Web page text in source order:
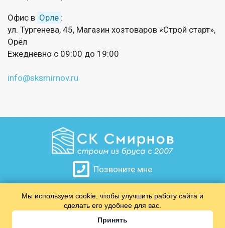
Офис в Орле :
ул. Тургенева, 45, Магазин хозтоваров «Строй старт»,
Орёл
Ежедневно с 09:00 до 19:00
info@sksmirnov.ru
Позвоните мне
​​​​​​​
Мы используем cookie, чтобы улучшить работу сайта и
сделать его удобнее для вас.
Принять